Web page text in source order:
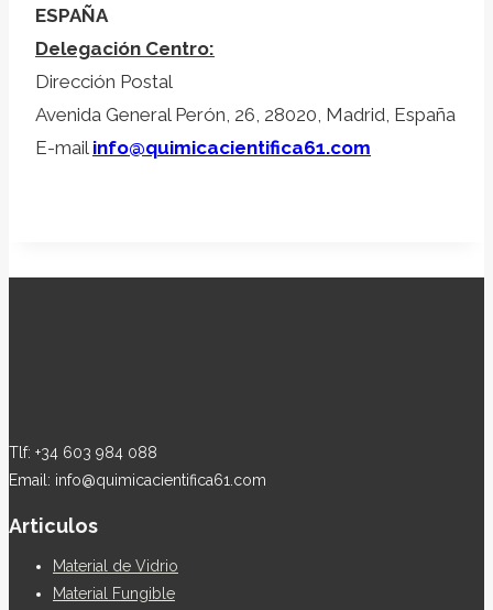
ESPAÑA
Delegación Centro:
Dirección Postal
Avenida General Perón, 26, 28020, Madrid, España
E-mail info@quimicacientifica61.com
Tlf: +34 603 984 088
Email: info@quimicacientifica61.com
Articulos
Material de Vidrio
Material Fungible